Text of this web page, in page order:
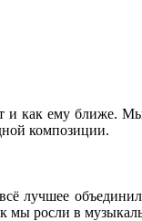
как ему ближе. Мы
композиции.
лучшее
мы росли в